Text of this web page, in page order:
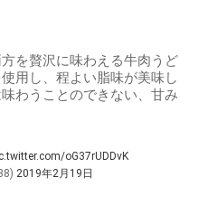
を贅沢に味わえる牛肉うど
用し、程よい脂味が美味し
わうことのできない、甘み
oG37rUDDvK
2019年2月19日